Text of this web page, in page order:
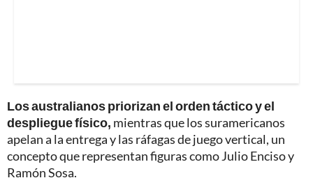
Los australianos priorizan el orden táctico y el
despliegue físico, mientras que los suramericanos
apelan a la entrega y las ráfagas de juego vertical, un
concepto que representan figuras como Julio Enciso y
Ramón Sosa.